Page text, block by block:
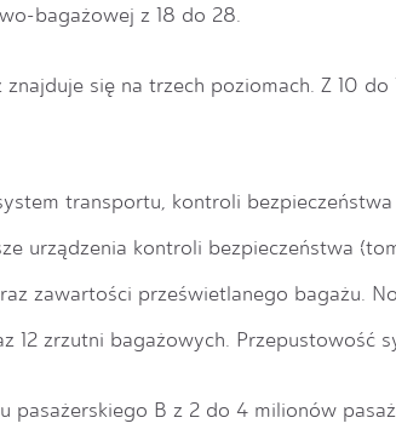
bagażowej z 18 do 28.
znajduje się na trzech poziomach. Z 10 do
transportu, kontroli
urządzenia kontroli bezpieczeństwa
zawartości prześwietlanego bagażu.
12 zrzutni bagażowych. Przepustowość
pasażerskiego B z 2 do 4 milionów